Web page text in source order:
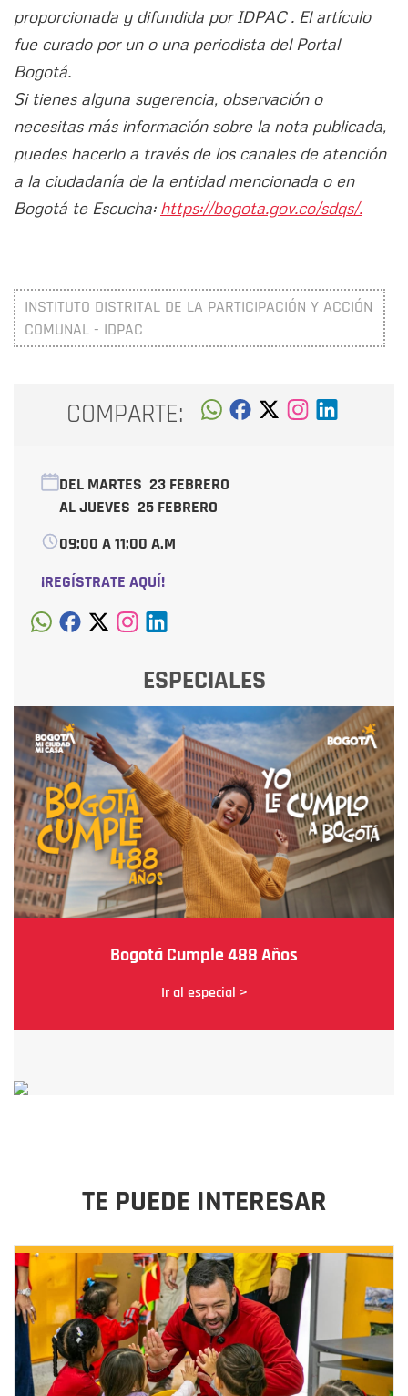
proporcionada y difundida por IDPAC . El artículo
fue curado por un o una periodista del Portal
Bogotá.
Si tienes alguna sugerencia, observación o
necesitas más información sobre la nota publicada,
puedes hacerlo a través de los canales de atención
a la ciudadanía de la entidad mencionada o en
Bogotá te Escucha: https://bogota.gov.co/sdqs/.
INSTITUTO DISTRITAL DE LA PARTICIPACIÓN Y ACCIÓN
COMUNAL - IDPAC
COMPARTE:
DEL MARTES 23 FEBRERO
AL JUEVES 25 FEBRERO
09:00 A 11:00 A.M
¡REGÍSTRATE AQUÍ!
ESPECIALES
Bogotá Cumple 488 Años
Ir al especial >
TE PUEDE INTERESAR